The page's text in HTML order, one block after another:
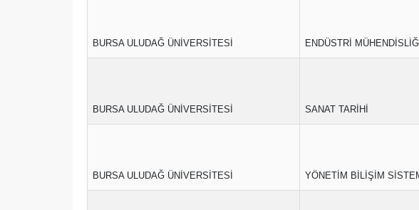
BURSA ULUDAĞ ÜNİVERSİTESİ ENDÜSTRİ MÜHENDİSLİĞİ
BURSA ULUDAĞ ÜNİVERSİTESİ SANAT TARİHİ
BURSA ULUDAĞ ÜNİVERSİTESİ YÖNETİM BİLİŞİM